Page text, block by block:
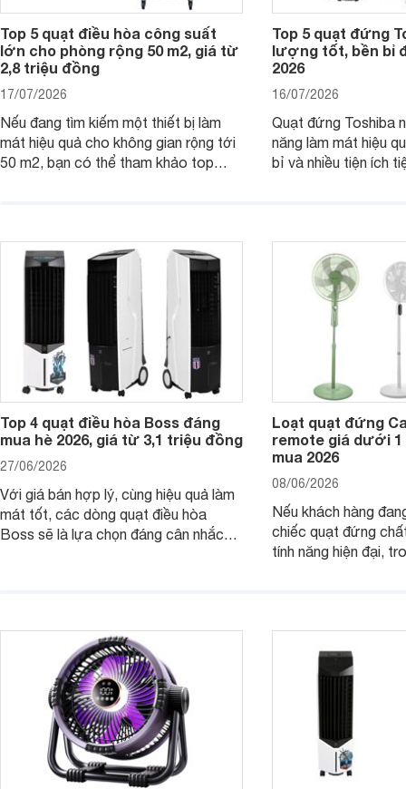
Top 5 quạt điều hòa công suất
lớn cho phòng rộng 50 m2, giá từ
2,8 triệu đồng
17/07/2026
Nếu đang tìm kiếm một thiết bị làm
mát hiệu quả cho không gian rộng tới
50 m2, bạn có thể tham khảo top
Top 5 quạt đứng
lượng tốt, bền bỉ
2026
16/07/2026
Quạt đứng Toshiba
năng làm mát hiệu
bỉ và nhiều tiện ích
Top 4 quạt điều hòa Boss đáng
mua hè 2026, giá từ 3,1 triệu đồng
27/06/2026
Với giá bán hợp lý, cùng hiệu quả làm
mát tốt, các dòng quạt điều hòa
Boss sẽ là lựa chọn đáng cân nhắc
Loạt quạt đứng
remote giá dưới
mua 2026
08/06/2026
Nếu khách hàng
chiếc quạt đứng
tính năng hiện đại,